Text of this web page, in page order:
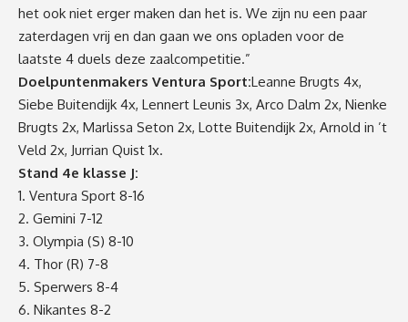
het ook niet erger maken dan het is. We zijn nu een paar
zaterdagen vrij en dan gaan we ons opladen voor de
laatste 4 duels deze zaalcompetitie.”
Doelpuntenmakers Ventura Sport:Leanne Brugts 4x,
Siebe Buitendijk 4x, Lennert Leunis 3x, Arco Dalm 2x, Nienke
Brugts 2x, Marlissa Seton 2x, Lotte Buitendijk 2x, Arnold in ’t
Veld 2x, Jurrian Quist 1x.
Stand 4e klasse J:
1. Ventura Sport 8-16
2. Gemini 7-12
3. Olympia (S) 8-10
4. Thor (R) 7-8
5. Sperwers 8-4
6. Nikantes 8-2